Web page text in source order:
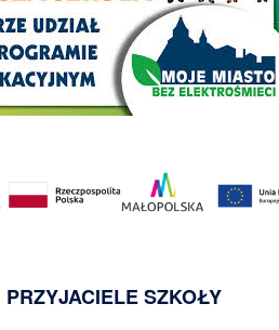
PRZYJACIELE SZKOŁY